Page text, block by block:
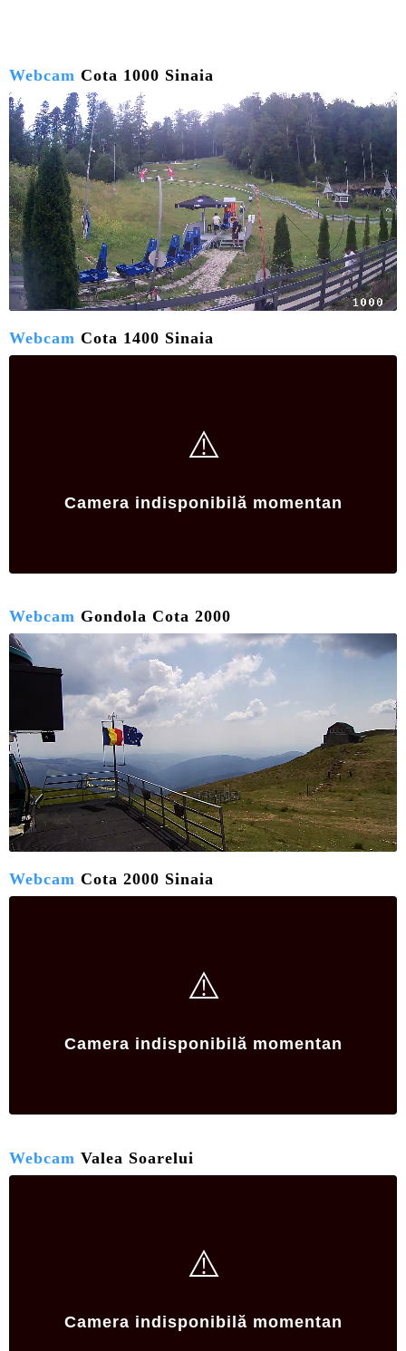
Webcam Cota 1000 Sinaia
LIVE
Webcam Cota 1400 Sinaia
⚠️
Camera indisponibilă momentan
Webcam Gondola Cota 2000
LIVE
Webcam Cota 2000 Sinaia
⚠️
Camera indisponibilă momentan
Webcam Valea Soarelui
⚠️
Camera indisponibilă momentan